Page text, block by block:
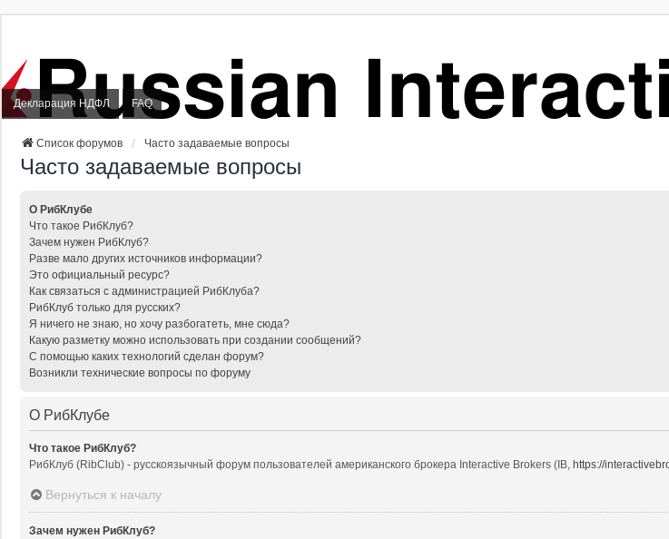
Декларация НДФЛ FAQ
Список форумов Часто задаваемые вопросы
Часто задаваемые вопросы
О РибКлубе
Что такое РибКлуб?
Зачем нужен РибКлуб?
Разве мало других источников информации?
Это официальный ресурс?
Как связаться с администрацией РибКлуба?
РибКлуб только для русских?
Я ничего не знаю, но хочу разбогатеть, мне сюда?
Какую разметку можно использовать при создании сообщений?
С помощью каких технологий сделан форум?
Возникли технические вопросы по форуму
О РибКлубе
Что такое РибКлуб?
РибКлуб (RibClub) - русскоязычный форум пользователей американского брокера Interactive Brokers (IB, https://
Вернуться к началу
Зачем нужен РибКлуб?